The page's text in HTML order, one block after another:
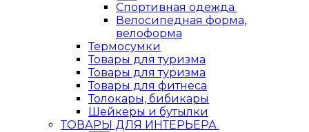
Спортивная одежда
Велосипедная форма,
велоформа
Термосумки
Товары для туризма
Товары для туризма
Товары для фитнеса
Толокары, бибикары
Шейкеры и бутылки
ТОВАРЫ ДЛЯ ИНТЕРЬЕРА